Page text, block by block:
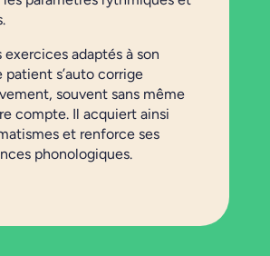
adaptés à son
patient s’auto corrige
souvent sans même
compte. Il acquiert ainsi
et renforce ses
phonologiques.